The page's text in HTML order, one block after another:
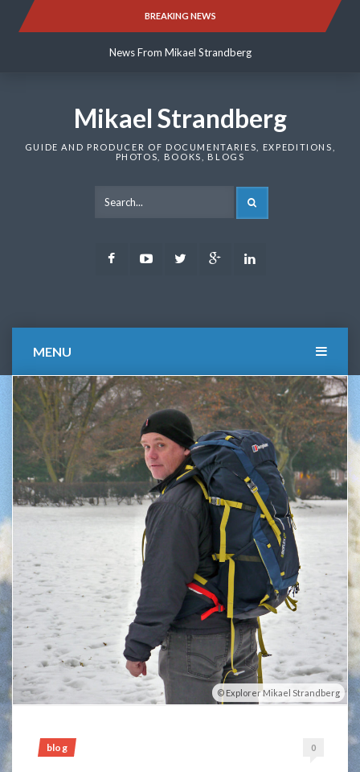
BREAKING NEWS
News From Mikael Strandberg
News From Mikael Strandberg
Mikael Strandberg
GUIDE AND PRODUCER OF DOCUMENTARIES, EXPEDITIONS,
PHOTOS, BOOKS, BLOGS
FacebookYoutubeTwitter Google
MENU
Explorer Mikael Strandberg
blog 0